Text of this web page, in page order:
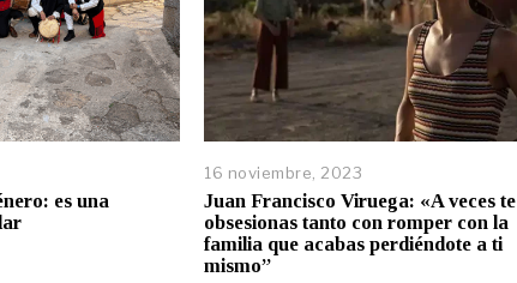
es una
16 noviembre, 2023
Juan Francisco Viruega: «A veces te
obsesionas tanto con romper con la
familia que acabas perdiéndote a ti
mismo”